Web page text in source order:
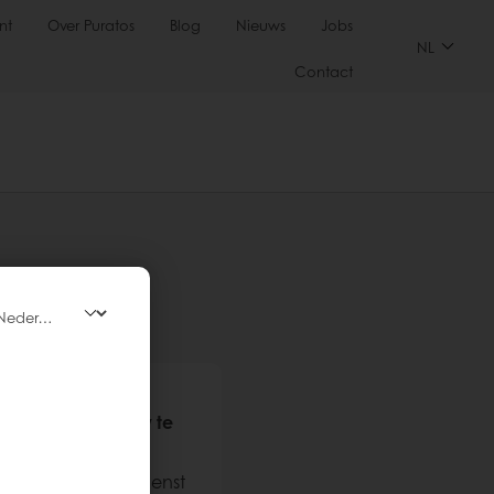
Over Puratos Blog Nieuws Jobs
Contact
NL
opnieuw te
onze klantendienst